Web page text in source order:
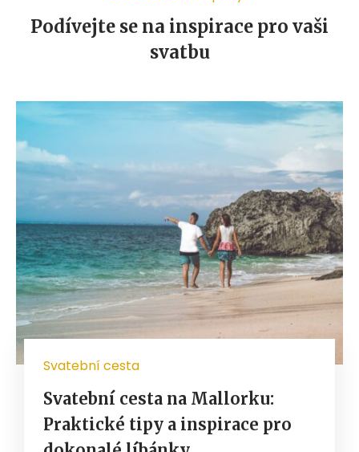
Podívejte se na inspirace pro vaši
svatbu
Svatební cesta
Svatební cesta na Mallorku:
Praktické tipy a inspirace pro